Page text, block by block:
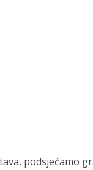
podsjećamo